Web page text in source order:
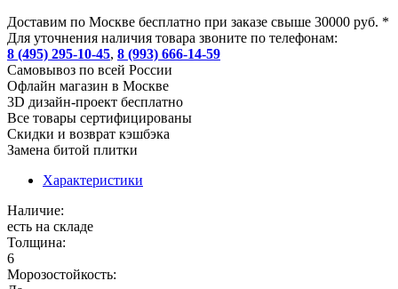
Доставим по Москве бесплатно при заказе свыше 30000 руб. *
Для уточнения наличия товара звоните по телефонам:
8 (495) 295-10-45, 8 (993) 666-14-59
Cамовывоз по всей России
Офлайн магазин в Москве
3D дизайн-проект бесплатно
Все товары сертифицированы
Скидки и возврат кэшбэка
Замена битой плитки
Характеристики
Наличие:
есть на складе
Толщина:
6
Морозостойкость: